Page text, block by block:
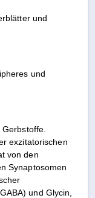
und
und
exzitatorischen
von den
Synaptosomen
und Glycin,